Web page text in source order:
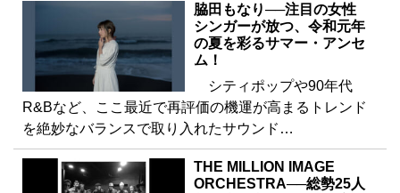
脇田もなり──注目の女性
シンガーが放つ、令和元年
の夏を彩るサマー・アンセ
ム！
シティポップや90年代
R&Bなど、ここ最近で再評価の機運が高まるトレンド
を絶妙なバランスで取り入れたサウンド…
THE MILLION IMAGE
ORCHESTRA──総勢25人